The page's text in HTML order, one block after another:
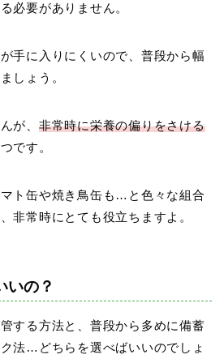
必要がありません。
手に入りにくいので、普段から幅
しょう。
が、 非常時に栄養の偏りをさける
です。
ト缶や焼き鳥缶も…と色々な組合
非常時にとても役立ちますよ。
いの？
する方法と、普段から多めに備蓄
法…どちらを選べばいいのでしょ